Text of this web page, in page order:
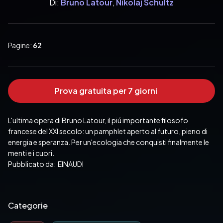
Di: Bruno Latour, Nikolaj Schultz
Pagine: 62
Prova gratuita per 7 giorni
L'ultima opera di Bruno Latour, il piú importante filosofo
francese del XXI secolo: un pamphlet aperto al futuro, pieno di
energia e speranza. Per un'ecologia che conquisti finalmente le
menti e i cuori.
Pubblicato da:  EINAUDI
Categorie